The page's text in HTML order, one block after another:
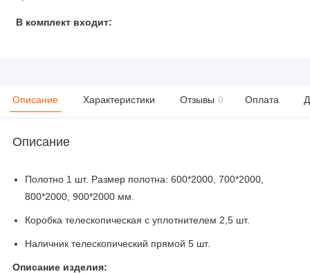
В комплект входит:
Описание Характеристики Отзывы 0 Оплата
Описание
Полотно 1 шт. Размер полотна: 600*2000, 700*2000,
800*2000, 900*2000 мм.
Коробка телескопическая с уплотнителем 2,5 шт.
Наличник телескопический прямой 5 шт.
Описание изделия: